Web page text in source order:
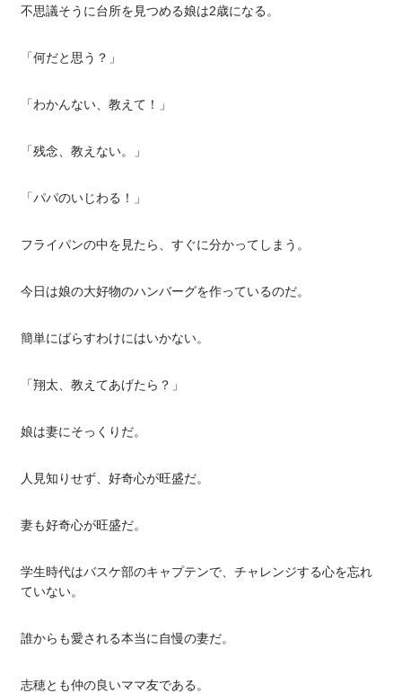
不思議そうに台所を見つめる娘は2歳になる。
「何だと思う？」
「わかんない、教えて！」
「残念、教えない。」
「パパのいじわる！」
フライパンの中を見たら、すぐに分かってしまう。
今日は娘の大好物のハンバーグを作っているのだ。
簡単にばらすわけにはいかない。
「翔太、教えてあげたら？」
娘は妻にそっくりだ。
人見知りせず、好奇心が旺盛だ。
妻も好奇心が旺盛だ。
学生時代はバスケ部のキャプテンで、チャレンジする心を忘れ
ていない。
誰からも愛される本当に自慢の妻だ。
志穂とも仲の良いママ友である。